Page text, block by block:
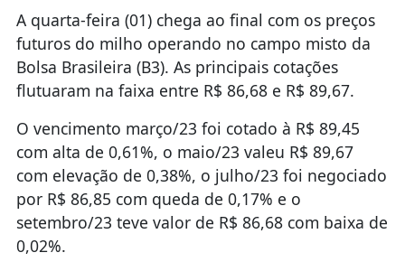
A quarta-feira (01) chega ao final com os preços
futuros do milho operando no campo misto da
Bolsa Brasileira (B3). As principais cotações
flutuaram na faixa entre R$ 86,68 e R$ 89,67.
O vencimento março/23 foi cotado à R$ 89,45
com alta de 0,61%, o maio/23 valeu R$ 89,67
com elevação de 0,38%, o julho/23 foi negociado
por R$ 86,85 com queda de 0,17% e o
setembro/23 teve valor de R$ 86,68 com baixa de
0,02%.